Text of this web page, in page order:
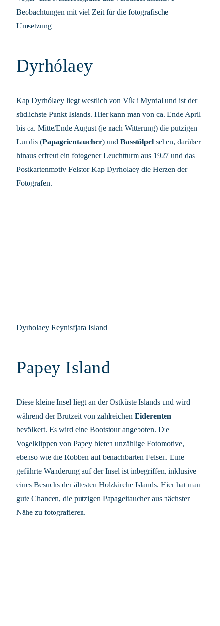
Beobachtungen mit viel Zeit für die fotografische
Umsetzung.
Dyrhólaey
Kap Dyrhólaey liegt westlich von Vík i Myrdal und ist der
südlichste Punkt Islands. Hier kann man von ca. Ende April
bis ca. Mitte/Ende August (je nach Witterung) die putzigen
Lundis (Papageientaucher) und Basstölpel sehen, darüber
hinaus erfreut ein fotogener Leuchtturm aus 1927 und das
Postkartenmotiv Felstor Kap Dyrholaey die Herzen der
Fotografen.
Dyrholaey Reynisfjara Island
Papey Island
Diese kleine Insel liegt an der Ostküste Islands und wird
während der Brutzeit von zahlreichen Eiderenten
bevölkert. Es wird eine Bootstour angeboten. Die
Vogelklippen von Papey bieten unzählige Fotomotive,
ebenso wie die Robben auf benachbarten Felsen. Eine
geführte Wanderung auf der Insel ist inbegriffen, inklusive
eines Besuchs der ältesten Holzkirche Islands. Hier hat man
gute Chancen, die putzigen Papageitaucher aus nächster
Nähe zu fotografieren.